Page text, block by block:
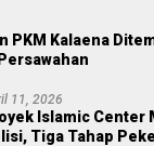
PKM Kalaena
11, 2026
Islamic Center
Tiga Tahap